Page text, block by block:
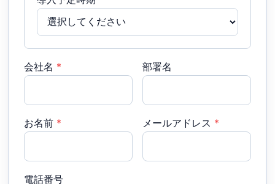
会社名 * 部署名
お名前 * メールアドレス *
電話番号